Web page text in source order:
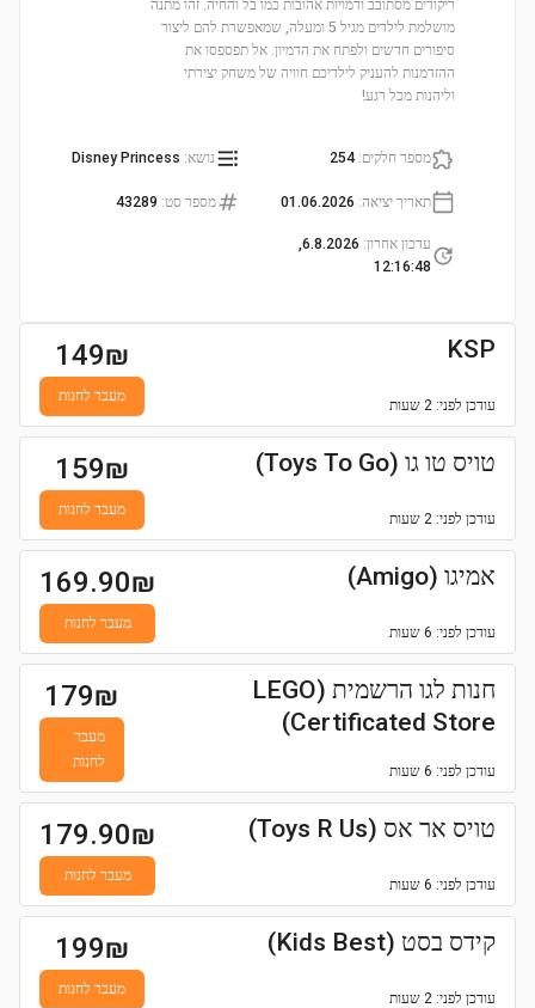
ריקודים מסתובב ודמויות אהובות כמו בל והחיה. זהו מתנה
מושלמת לילדים מגיל 5 ומעלה, שמאפשרת להם ליצור
סיפורים חדשים ולפתח את הדמיון. אל תפספסו את
ההזדמנות להעניק לילדיכם חוויה של משחק יצירתי
וליהנות מכל רגע!
מספר חלקים:
254 נושא:
Disney Princess
תאריך יציאה:
01.06.2026 מספר סט:
43289
עדכון אחרון:
6.8.2026,
12:16:48
KSP
עודכן לפני: 2 שעות
149₪
מעבר לחנות
טויס טו גו (Toys To Go)
עודכן לפני: 2 שעות
159₪
מעבר לחנות
אמיגו (Amigo)
עודכן לפני: 6 שעות
169.90₪
מעבר לחנות
חנות לגו הרשמית (LEGO
Certificated Store)
עודכן לפני: 6 שעות
179₪
מעבר
לחנות
טויס אר אס (Toys R Us)
עודכן לפני: 6 שעות
179.90₪
מעבר לחנות
קידס בסט (Kids Best)
עודכן לפני: 2 שעות
199₪
מעבר לחנות